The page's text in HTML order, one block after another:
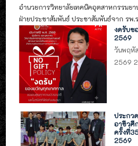
อำนวยการวิทยาลัยเทคนิคอุตสาหกรรมย
ฝ่ายประชาสัมพันธ์ ประชาสัมพันธ์จาก รพ.
งดรับข
2569
วันพฤหั
2569
ประกว
อาชีวศึ
ครั้งที่
2569